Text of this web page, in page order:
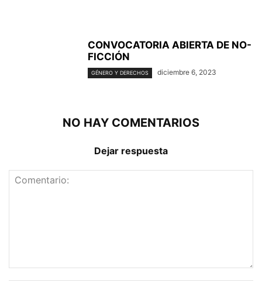
CONVOCATORIA ABIERTA DE NO-
FICCIÓN
GÉNERO Y DERECHOS diciembre 6, 2023
NO HAY COMENTARIOS
Dejar respuesta